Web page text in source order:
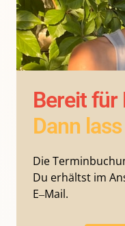
Bereit für
Dann lass
Die
Du erhältst im
E‒Mail.